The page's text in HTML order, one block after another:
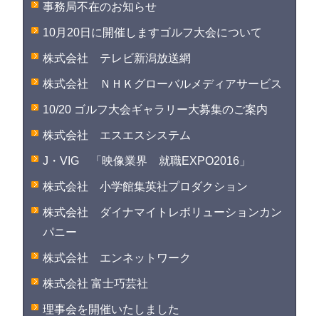
事務局不在のお知らせ
10月20日に開催しますゴルフ大会について
株式会社 テレビ新潟放送網
株式会社 ＮＨＫグローバルメディアサービス
10/20 ゴルフ大会ギャラリー大募集のご案内
株式会社 エスエスシステム
J・VIG 「映像業界 就職EXPO2016」
株式会社 小学館集英社プロダクション
株式会社 ダイナマイトレボリューションカン
パニー
株式会社 エンネットワーク
株式会社 富士巧芸社
理事会を開催いたしました